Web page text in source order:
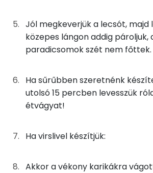
Kolin:
E vitamin:
Likopin
Niacin - B3 vitamin:
Fehérje
Jól megkeverjük a lecsót, majd
közepes lángon addig pároljuk,
paradicsomok szét nem főttek.
Ha sűrűbben szeretnénk
utolsó 15 percben levesszük
étvágyat!
Ha virslivel készítjük:
Akkor a vékony karikákra